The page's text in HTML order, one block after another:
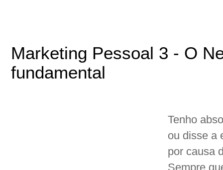
Marketing Pessoal 3 - O
fundamental
Tenho
ou disse a
por causa
Sempre